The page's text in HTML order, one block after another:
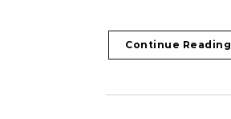
Continue Reading